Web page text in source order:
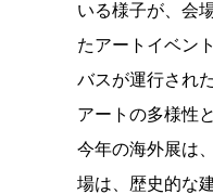
いる様子が、会
たアートイベン
バスが運行され
アートの多様性
今年の海外展は
場は、歴史的な